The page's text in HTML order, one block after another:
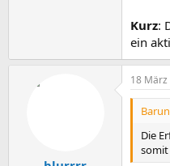
Kurz:
ein
18
Die